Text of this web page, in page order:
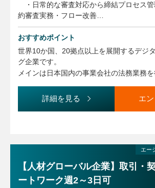
・日常的な審査対応から締結プロセス
約審査実務・フロー改善
・関係部署、グループ会社からの法務相
画実施
・取引上のトラブル、訴訟事案等への対
所との連携
・法務メンバーの育成・指導、案件の進
＜将来的に範囲を広げていただける領域＞
・M&A等の法務DD、契約起案、交渉か
ムに合わせた法令リスク調査、知財戦略
・SNSを活用したプロモーションや、
ビスなど、拡大し続ける多様なビジネス
ポート
おすすめポイント
世界10か国、20拠点以上を展開するデジ
グ企業です。
メインは日本国内の事業会社の法務業務
詳細を見る エ
エー
【人材グローバル企業】取引・
ートワーク週2～3日可